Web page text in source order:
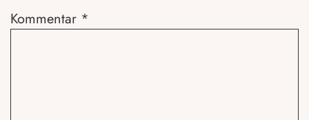
Kommentar *